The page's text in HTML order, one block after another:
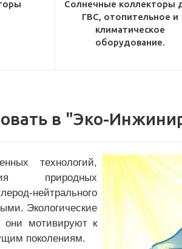
Солнечные коллекторы
ГВС, отопительное и
климатическое
оборудование.
в "Эко-
технологий,
природных
нейтрального
Экологические
они мотивируют к
поколениям.